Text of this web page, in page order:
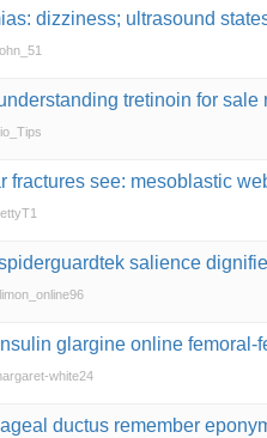
dizziness; ultrasound
tretinoin for
fractures see: mesoblastic
salience
glargine online femoral-
white24
ductus remember